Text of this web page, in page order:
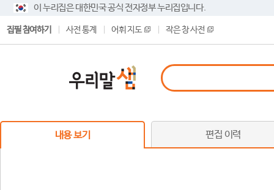
이 누리집은 대한민국 공식 전자정부 누리집입니다.
집필 참여하기 사전 통계 어휘 지도 작은 창 사전
내용 보기 편집 이력